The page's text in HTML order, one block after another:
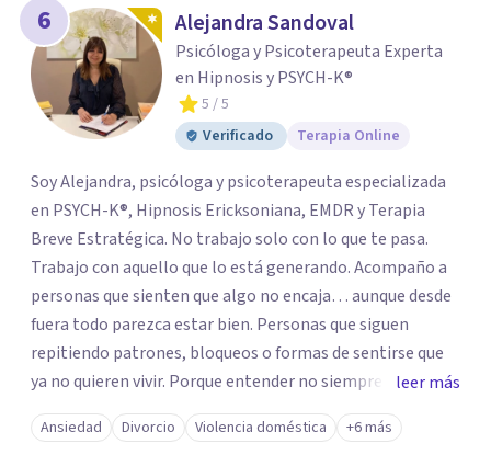
6 Alejandra Sandoval
Psicóloga y Psicoterapeuta Experta
en Hipnosis y PSYCH-K®
5 / 5
Verificado
Terapia Online
Soy Alejandra, psicóloga y psicoterapeuta especializada
en PSYCH-K®, Hipnosis Ericksoniana, EMDR y Terapia
Breve Estratégica. No trabajo solo con lo que te pasa.
Trabajo con aquello que lo está generando. Acompaño a
personas que sienten que algo no encaja… aunque desde
fuera todo parezca estar bien. Personas que siguen
repitiendo patrones, bloqueos o formas de sentirse que
ya no quieren vivir. Porque entender no siempre
transforma. Mi enfoque va más allá de la conversación.
Trabajo en los niveles más profundos donde se
leer más
Ansiedad Divorcio Violencia doméstica +6 más